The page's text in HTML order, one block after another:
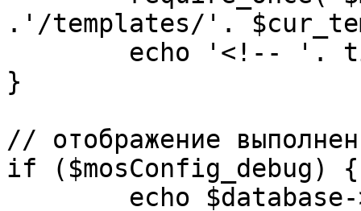
.'/templates/'.
}
// отображение
if ($mosConfig_debug) {